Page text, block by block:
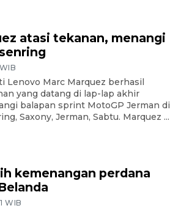
atasi tekanan, menangi
Lenovo Marc Marquez berhasil
yang datang di lap-lap akhir
balapan sprint MotoGP Jerman di
Saxony, Jerman, Sabtu. Marquez ...
kemenangan perdana
WIB